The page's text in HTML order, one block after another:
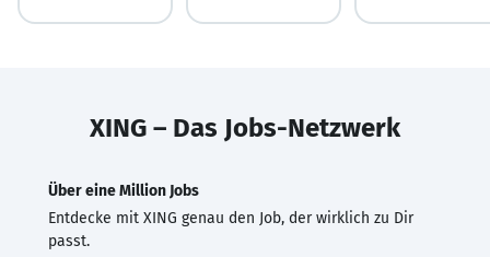
XING – Das Jobs-Netzwerk
Über eine Million Jobs
Entdecke mit XING genau den Job, der wirklich zu Dir
passt.